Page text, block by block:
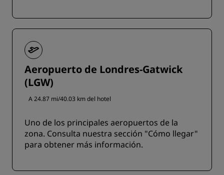
Aeropuerto de Londres-Gatwick
(LGW)
A 24.87 mi/40.03 km del hotel
Uno de los principales aeropuertos de la
zona. Consulta nuestra sección "Cómo llegar"
para obtener más información.